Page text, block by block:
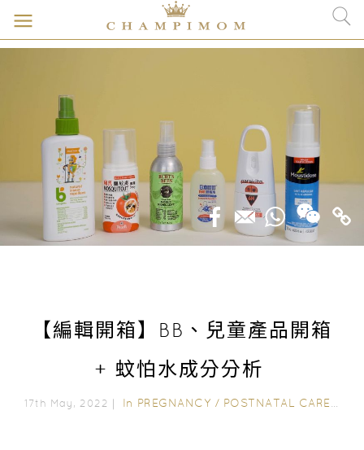
【編輯開箱】BB、兒童產品開箱
+ 蚊怕水成分分析
17th May, 2022｜ In PREGNANCY / POSTNATAL CARE